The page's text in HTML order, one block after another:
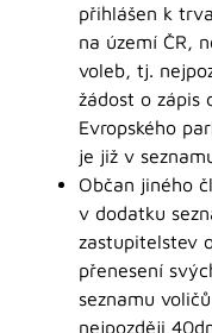
přihlášen k
na území ČR,
voleb, tj.
žádost o zápis
Evropského
je již v
Občan jiného
v dodatku
zastupitelstev
přenesení
seznamu
nejpozději